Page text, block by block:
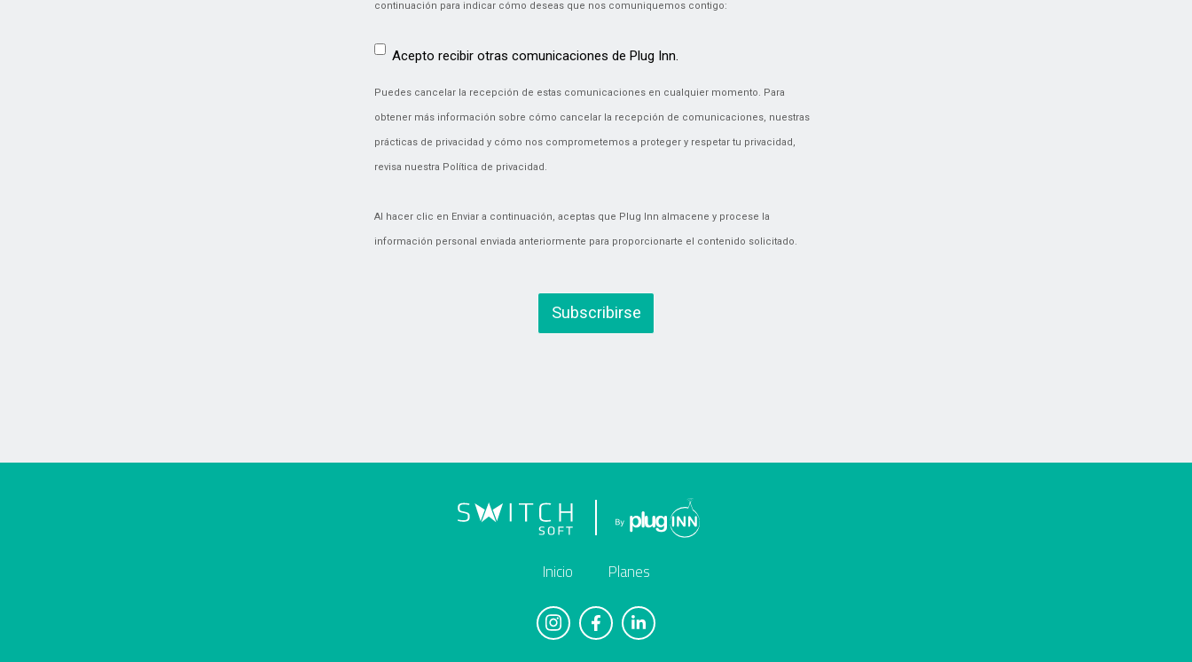
continuación para indicar cómo deseas que nos comuniquemos contigo:
Acepto recibir otras comunicaciones de Plug Inn.
Puedes cancelar la recepción de estas comunicaciones en cualquier momento. Para
obtener más información sobre cómo cancelar la recepción de comunicaciones, nuestras
prácticas de privacidad y cómo nos comprometemos a proteger y respetar tu privacidad,
revisa nuestra Política de privacidad.
Al hacer clic en Enviar a continuación, aceptas que Plug Inn almacene y procese la
información personal enviada anteriormente para proporcionarte el contenido solicitado.
Inicio Planes